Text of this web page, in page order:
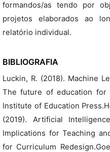
formandos/as tendo por
projetos elaborados ao
relatório individual.
BIBLIOGRAFIA
Luckin, R. (2018). Machine
The future of education for
Institute of Education
(2019). Artificial
Implications for Teaching
for Curriculum